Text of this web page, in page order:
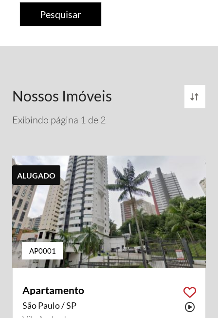
Pesquisar
Nossos Imóveis
Exibindo página 1 de 2
ALUGADO
AP0001
Apartamento
São Paulo / SP